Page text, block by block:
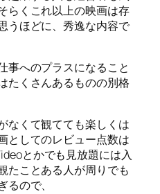
らくこれ以上の映画は存
うほどに、秀逸な内容で
事へのプラスになること
たくさんあるものの別格
なくて観てても楽しくは
としてのレビュー点数は
とかでも見放題には入
たことある人が周りでも
ので、